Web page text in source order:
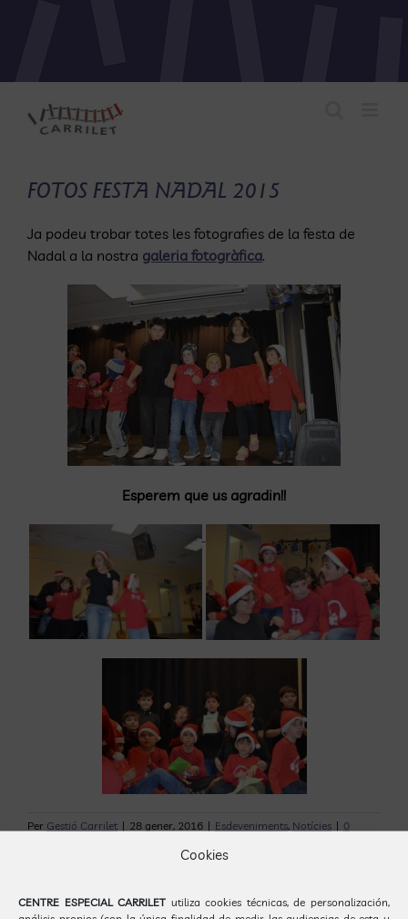
Cookies
CENTRE ESPECIAL CARRILET utiliza cookies técnicas, de personalización,
FOTOS FESTA NADAL 2015
Ja podeu trobar totes les fotografies de la festa de
Nadal a la nostra galeria fotogràfica.
Esperem que us agradin!!
Per Gestió Carrilet | 28 gener, 2016 | Esdeveniments, Notícies | 0
Deixeu un comentari